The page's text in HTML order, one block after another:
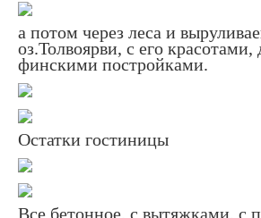
а потом через леса и
оз.Толвоярви, с его
финскими постройками.
Остатки гостиницы
Все бетонное, с вытяжками, с